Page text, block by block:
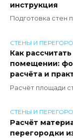
инструкция
Подготовка стен
СТЕНЫ И
Как
помещении:
расчёта и
Расчёт площади
СТЕНЫ И
Расчёт
перегородки